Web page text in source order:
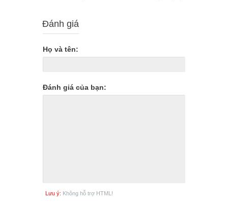
Đánh giá
Họ và tên:
Đánh giá của bạn:
Lưu ý: Không hỗ trợ HTML!